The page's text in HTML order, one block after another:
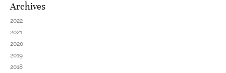
Archives
2022
2021
2020
2019
2018